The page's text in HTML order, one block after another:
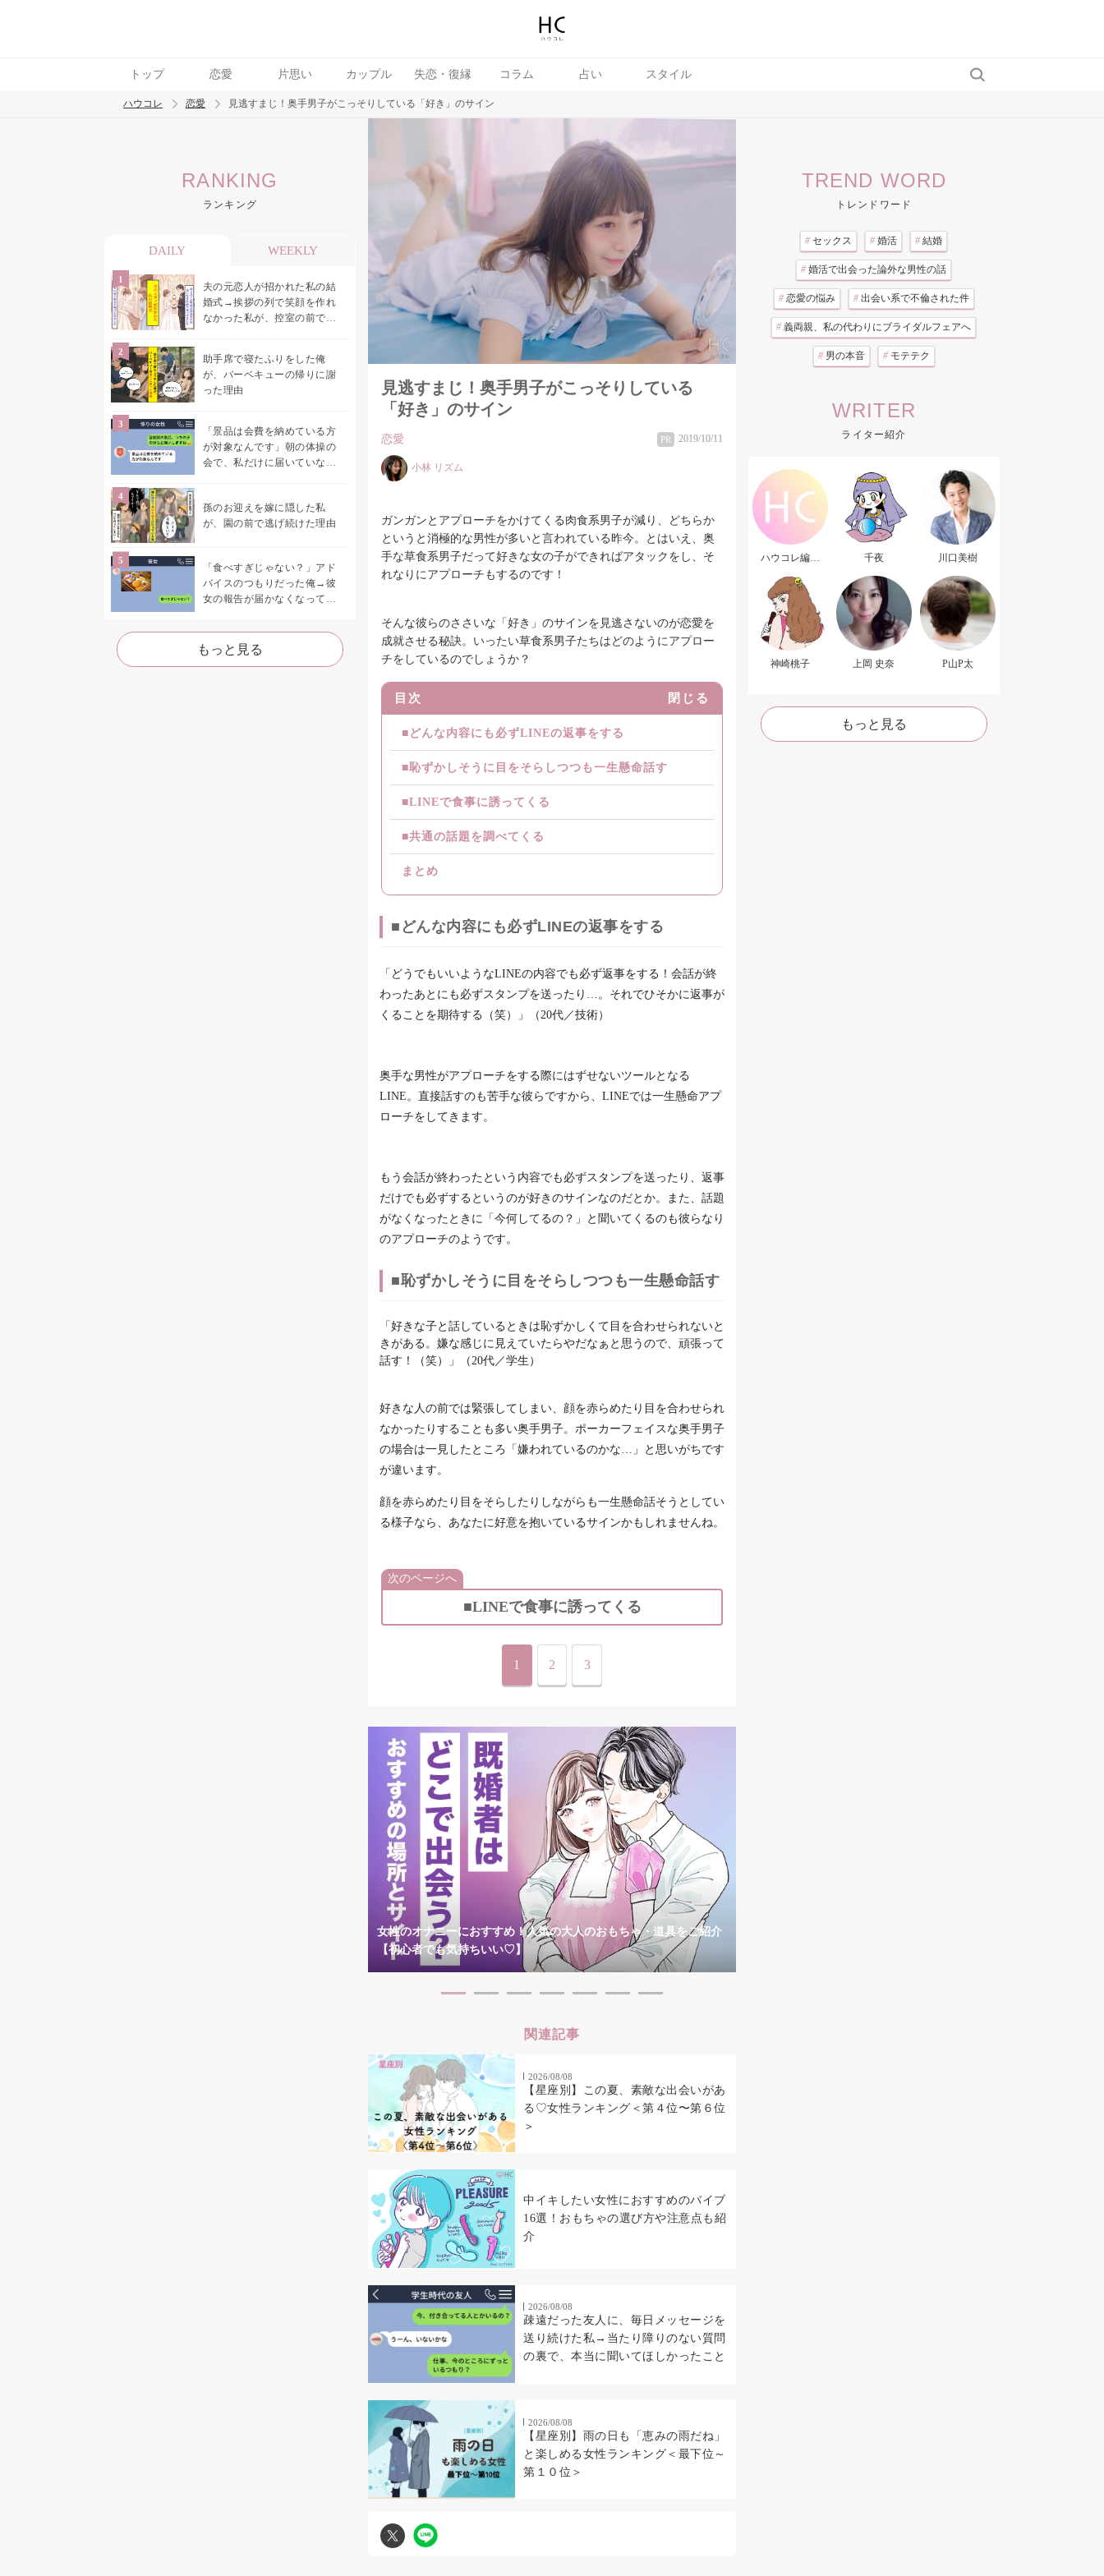
トップ 恋愛 片思い カップル 失恋・復縁 コラム 占い スタイル
トレンド ワード
ハウコレ 恋愛 見逃すまじ！奥手男子がこっそりしている「好き」のサイン
RANKING
ランキング
DAILY WEEKLY
夫の元恋人が招かれた私の結
婚式→挨拶の列で笑顔を作れ
なかった私が、控室の前で彼
助手席で寝たふりをした俺
が、バーベキューの帰りに謝
った理由
「景品は会費を納めている方
が対象なんです」朝の体操の
会で、私だけに届いていなか
孫のお迎えを嫁に隠した私
が、園の前で逃げ続けた理由
「食べすぎじゃない？」アド
バイスのつもりだった俺→彼
女の報告が届かなくなって、
た
もっと見る
見逃すまじ！奥手男子がこっそりしている
「好き」のサイン
恋愛 PR 2019/10/11
小林 リズム
ガンガンとアプローチをかけてくる肉食系男子が減り、どちらか
というと消極的な男性が多いと言われている昨今。とはいえ、奥
手な草食系男子だって好きな女の子ができればアタックをし、そ
れなりにアプローチもするのです！
そんな彼らのささいな「好き」のサインを見逃さないのが恋愛を
成就させる秘訣。いったい草食系男子たちはどのようにアプロー
チをしているのでしょうか？
目次 閉じる
■どんな内容にも必ずLINEの返事をする
■恥ずかしそうに目をそらしつつも一生懸命話す
■LINEで食事に誘ってくる
■共通の話題を調べてくる
まとめ
■どんな内容にも必ずLINEの返事をする
「どうでもいいようなLINEの内容でも必ず返事をする！会話が終
わったあとにも必ずスタンプを送ったり…。それでひそかに返事が
くることを期待する（笑）」（20代／技術）
奥手な男性がアプローチをする際にはずせないツールとなる
LINE。直接話すのも苦手な彼らですから、LINEでは一生懸命アプ
ローチをしてきます。
もう会話が終わったという内容でも必ずスタンプを送ったり、返事
だけでも必ずするというのが好きのサインなのだとか。また、話題
がなくなったときに「今何してるの？」と聞いてくるのも彼らなり
のアプローチのようです。
■恥ずかしそうに目をそらしつつも一生懸命話す
「好きな子と話しているときは恥ずかしくて目を合わせられないと
きがある。嫌な感じに見えていたらやだなぁと思うので、頑張って
話す！（笑）」（20代／学生）
好きな人の前では緊張してしまい、顔を赤らめたり目を合わせられ
なかったりすることも多い奥手男子。ポーカーフェイスな奥手男子
の場合は一見したところ「嫌われているのかな…」と思いがちです
が違います。
顔を赤らめたり目をそらしたりしながらも一生懸命話そうとしてい
る様子なら、あなたに好意を抱いているサインかもしれませんね。
次のページへ
■LINEで食事に誘ってくる
1 2 3
女性のオナニーにおすすめ！人気の大人のおもちゃ・道具をご紹介
【初心者でも気持ちいい♡】
関連記事
2026/08/08
【星座別】この夏、素敵な出会いがあ
る♡女性ランキング＜第４位〜第６位
＞
中イキしたい女性におすすめのバイブ
16選！おもちゃの選び方や注意点も紹
介
2026/08/08
疎遠だった友人に、毎日メッセージを
送り続けた私→当たり障りのない質問
の裏で、本当に聞いてほしかったこと
2026/08/08
【星座別】雨の日も「恵みの雨だね」
と楽しめる女性ランキング＜最下位～
第１０位＞
TREND WORD
トレンドワード
# セックス # 婚活 # 結婚
# 婚活で出会った論外な男性の話
# 恋愛の悩み # 出会い系で不倫された件
# 義両親、私の代わりにブライダルフェアへ
# 男の本音 # モテテク
WRITER
ライター紹介
ハウコレ編集
千夜 川口美樹
神崎桃子 上岡 史奈 P山P太
もっと見る